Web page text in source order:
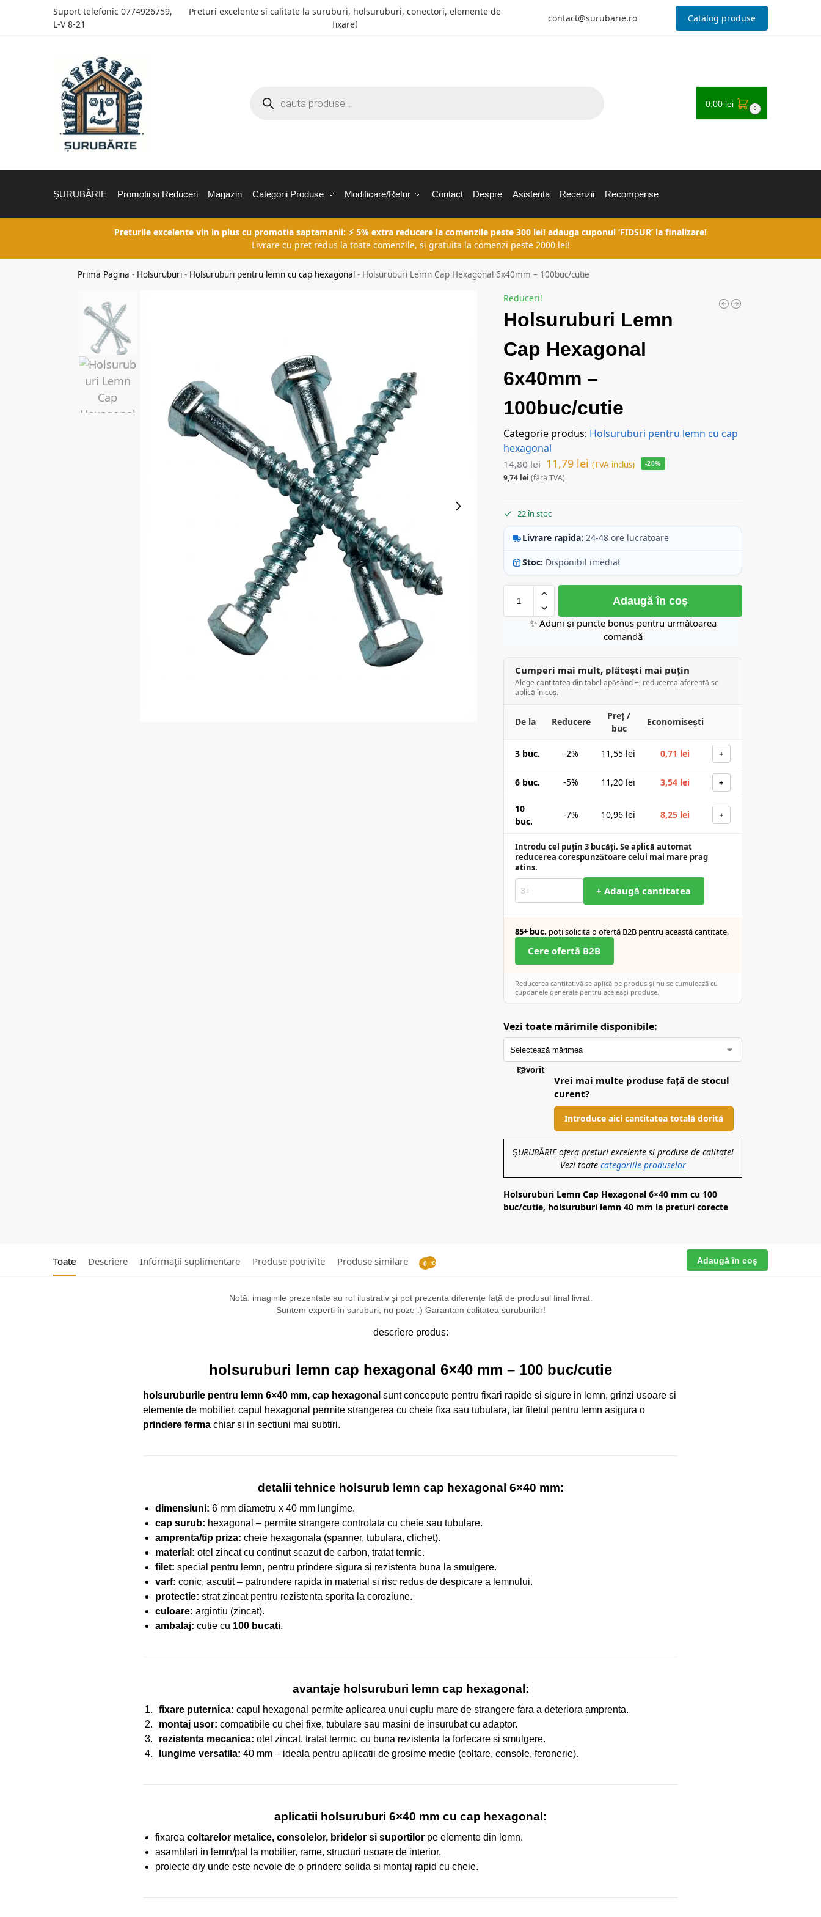
Suport telefonic 0774926759,
L-V 8-21
Preturi excelente si calitate la suruburi, holsuruburi, conectori, elemente de
fixare!
contact@surubarie.ro Catalog produse
0,00 lei 0
ȘURUBĂRIE Promotii si Reduceri Magazin Categorii Produse Modificare/Retur Contact Despre Asistenta Recenzii Recompense
Preturile excelente vin in plus cu promotia saptamanii: ⚡ 5% extra reducere la comenzile peste 300 lei! adauga cuponul ‘FIDSUR’ la finalizare!
Livrare cu pret redus la toate comenzile, si gratuita la comenzi peste 2000 lei!
Prima Pagina - Holsuruburi - Holsuruburi pentru lemn cu cap hexagonal - Holsuruburi Lemn Cap Hexagonal 6x40mm – 100buc/cutie
Reduceri!
Holsuruburi Lemn
Cap Hexagonal
6x40mm –
100buc/cutie
Categorie produs: Holsuruburi pentru lemn cu cap
hexagonal
14,80lei 11,79 lei (TVA inclus)
9,74 lei (fără TVA)
-20%
22 în stoc
Livrare rapida: 24-48 ore lucratoare
Stoc: Disponibil imediat
Adaugă în coș
✨ Aduni și puncte bonus pentru următoarea
comandă
Cumperi mai mult, plătești mai puțin
Alege cantitatea din tabel apăsând +; reducerea aferentă se
aplică în coș.
De la Reducere
Preț /
buc
Economisești
3 buc. -2% 11,55 lei 0,71 lei +
6 buc. -5% 11,20 lei 3,54 lei +
10
buc.
-7% 10,96 lei 8,25 lei +
Introdu cel puțin 3 bucăți. Se aplică automat
reducerea corespunzătoare celui mai mare prag
atins.
+ Adaugă cantitatea
85+ buc. poți solicita o ofertă B2B pentru această cantitate.
Cere ofertă B2B
Reducerea cantitativă se aplică pe produs și nu se cumulează cu
cupoanele generale pentru aceleași produse.
Vezi toate mărimile disponibile:
Favorit
Vrei mai multe produse față de stocul
curent?
Introduce aici cantitatea totală dorită
ȘURUBĂRIE ofera preturi excelente si produse de calitate!
Vezi toate categoriile produselor
Holsuruburi Lemn Cap Hexagonal 6×40 mm cu 100
buc/cutie, holsuruburi lemn 40 mm la preturi corecte
Toate Descriere Informații suplimentare Produse potrivite Produse similare Recenzii
0 Adaugă în coș
Notă: imaginile prezentate au rol ilustrativ și pot prezenta diferențe față de produsul final livrat.
Suntem experți în șuruburi, nu poze :) Garantam calitatea suruburilor!
descriere produs:
holsuruburi lemn cap hexagonal 6×40 mm – 100 buc/cutie
holsuruburile pentru lemn 6×40 mm, cap hexagonal sunt concepute pentru fixari rapide si sigure in lemn, grinzi usoare si
elemente de mobilier. capul hexagonal permite strangerea cu cheie fixa sau tubulara, iar filetul pentru lemn asigura o
prindere fermachiar si in sectiuni mai subtiri.
detalii tehnice holsurub lemn cap hexagonal 6×40 mm:
dimensiuni: 6 mm diametru x 40 mm lungime.
cap surub: hexagonal – permite strangere controlata cu cheie sau tubulare.
amprenta/tip priza: cheie hexagonala (spanner, tubulara, clichet).
material: otel zincat cu continut scazut de carbon, tratat termic.
filet: special pentru lemn, pentru prindere sigura si rezistenta buna la smulgere.
varf: conic, ascutit – patrundere rapida in material si risc redus de despicare a lemnului.
protectie: strat zincat pentru rezistenta sporita la coroziune.
culoare: argintiu (zincat).
ambalaj: cutie cu 100 bucati.
avantaje holsuruburi lemn cap hexagonal:
fixare puternica: capul hexagonal permite aplicarea unui cuplu mare de strangere fara a deteriora amprenta.
montaj usor: compatibile cu chei fixe, tubulare sau masini de insurubat cu adaptor.
rezistenta mecanica: otel zincat, tratat termic, cu buna rezistenta la forfecare si smulgere.
lungime versatila: 40 mm – ideala pentru aplicatii de grosime medie (coltare, console, feronerie).
aplicatii holsuruburi 6×40 mm cu cap hexagonal:
fixarea coltarelor metalice, consolelor, bridelor si suportilorpe elemente din lemn.
asamblari in lemn/pal la mobilier, rame, structuri usoare de interior.
proiecte diy unde este nevoie de o prindere solida si montaj rapid cu cheie.